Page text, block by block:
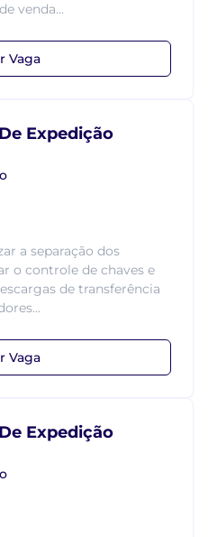
venda...
Vaga
Expedição
a separação dos
o controle de chaves e
de transferência
Vaga
Expedição